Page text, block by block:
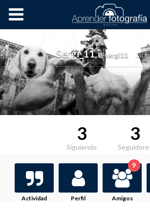
Cursos OnLine
Sergi_11,@sergi11
3
Siguiendo
3
Actividad Perfil Amigos
9